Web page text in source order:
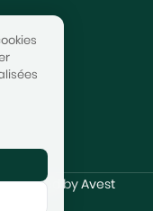
powered byAvest